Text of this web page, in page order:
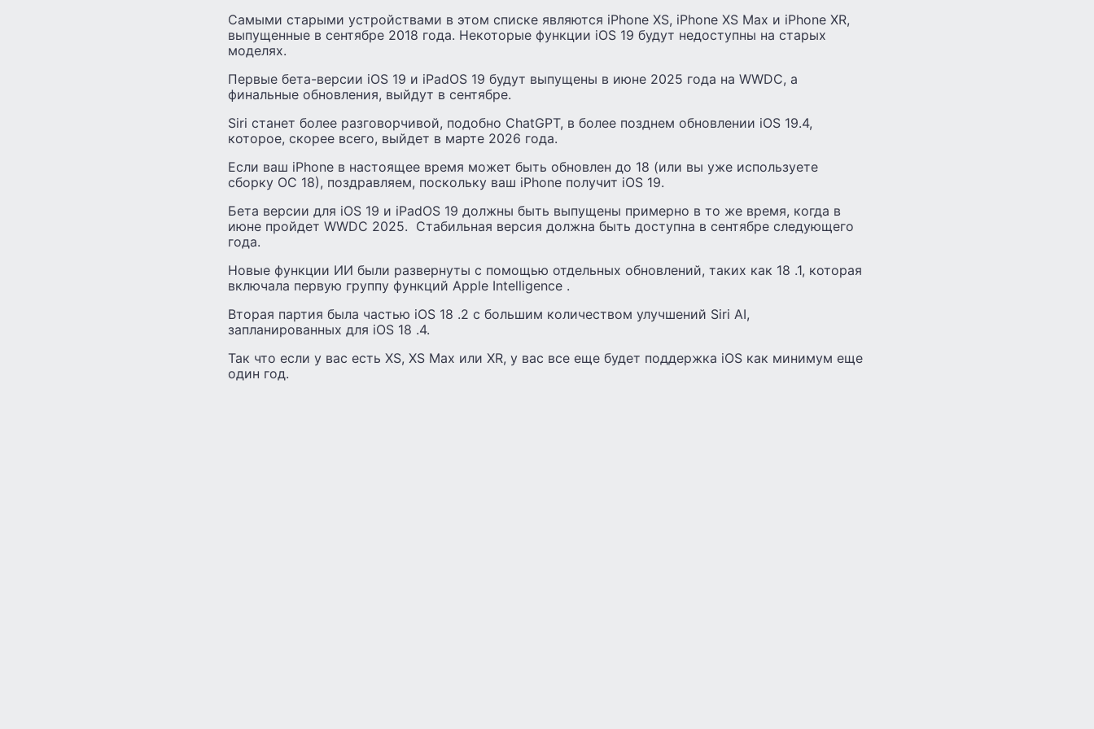
Самыми старыми устройствами в этом списке являются iPhone XS, iPhone XS Max и iPhone XR,
выпущенные в сентябре 2018 года. Некоторые функции iOS 19 будут недоступны на старых
моделях.
Первые бета-версии iOS 19 и iPadOS 19 будут выпущены в июне 2025 года на WWDC, а
финальные обновления, выйдут в сентябре.
Siri станет более разговорчивой, подобно ChatGPT, в более позднем обновлении iOS 19.4,
которое, скорее всего, выйдет в марте 2026 года.
Если ваш iPhone в настоящее время может быть обновлен до 18 (или вы уже используете
сборку ОС 18), поздравляем, поскольку ваш iPhone получит iOS 19.
Бета версии для iOS 19 и iPadOS 19 должны быть выпущены примерно в то же время, когда в
июне пройдет WWDC 2025. Стабильная версия должна быть доступна в сентябре следующего
года.
Новые функции ИИ были развернуты с помощью отдельных обновлений, таких как 18 .1, которая
включала первую группу функций Apple Intelligence .
Вторая партия была частью iOS 18 .2 с большим количеством улучшений Siri AI,
запланированных для iOS 18 .4.
Так что если у вас есть XS, XS Max или XR, у вас все еще будет поддержка iOS как минимум еще
один год.